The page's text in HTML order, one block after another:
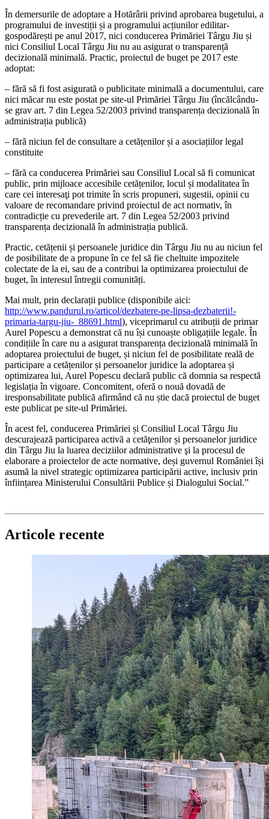
În demersurile de adoptare a Hotărârii privind aprobarea bugetului, a
programului de investiții și a programului acțiunilor edilitar-
gospodărești pe anul 2017, nici conducerea Primăriei Târgu Jiu și
nici Consiliul Local Târgu Jiu nu au asigurat o transparență
decizională minimală. Practic, proiectul de buget pe 2017 este
adoptat:
– fără să fi fost asigurată o publicitate minimală a documentului, care
nici măcar nu este postat pe site-ul Primăriei Târgu Jiu (încălcându-
se grav art. 7 din Legea 52/2003 privind transparența decizională în
administrația publică)
– fără niciun fel de consultare a cetățenilor și a asociațiilor legal
constituite
– fără ca conducerea Primăriei sau Consiliul Local să fi comunicat
public, prin mijloace accesibile cetățenilor, locul și modalitatea în
care cei interesaţi pot trimite în scris propuneri, sugestii, opinii cu
valoare de recomandare privind proiectul de act normativ, în
contradicție cu prevederile art. 7 din Legea 52/2003 privind
transparența decizională în administrația publică.
Practic, cetățenii și persoanele juridice din Târgu Jiu nu au niciun fel
de posibilitate de a propune în ce fel să fie cheltuite impozitele
colectate de la ei, sau de a contribui la optimizarea proiectului de
buget, în interesul întregii comunități.
Mai mult, prin declarații publice (disponibile aici:
http://www.pandurul.ro/articol/dezbatere-pe-lipsa-dezbaterii!-
primaria-targu-jiu-_88691.html), viceprimarul cu atribuții de primar
Aurel Popescu a demonstrat că nu își cunoaște obligațiile legale. În
condițiile în care nu a asigurat transparența decizională minimală în
adoptarea proiectului de buget, și niciun fel de posibilitate reală de
participare a cetățenilor și persoanelor juridice la adoptarea și
optimizarea lui, Aurel Popescu declară public că domnia sa respectă
legislația în vigoare. Concomitent, oferă o nouă dovadă de
iresponsabilitate publică afirmând că nu știe dacă proiectul de buget
este publicat pe site-ul Primăriei.
În acest fel, conducerea Primăriei și Consiliul Local Târgu Jiu
descurajează participarea activă a cetăţenilor și persoanelor juridice
din Târgu Jiu la luarea deciziilor administrative şi la procesul de
elaborare a proiectelor de acte normative, deși guvernul României își
asumă la nivel strategic optimizarea participării active, inclusiv prin
înființarea Ministerului Consultării Publice și Dialogului Social.”
Articole recente